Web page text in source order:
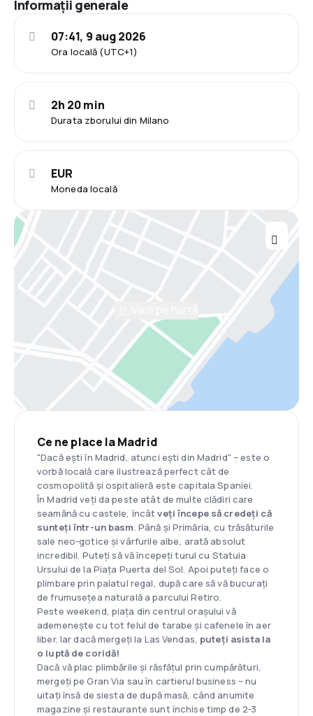
Informații generale
Ora locală (UTC+1)
07:41, 9 aug 2026
Durata zborului din Milano
2h 20 min
Moneda locală
EUR
Ce ne place la Madrid
"Dacă ești în Madrid, atunci ești din Madrid" – este o
vorbă locală care ilustrează perfect cât de
cosmopolită și ospitalieră este capitala Spaniei.
În Madrid veți da peste atât de multe clădiri care
seamănă cu castele, încâtveți începe să credeți că
sunteți într-un basm. Până și Primăria, cu trăsăturile
sale neo-gotice și vârfurile albe, arată absolut
incredibil. Puteți să vă începeți turul cu Statuia
Ursului de la Piața Puerta del Sol. Apoi puteți face o
plimbare prin palatul regal, după care să vă bucurați
de frumusețea naturală a parcului Retiro.
Peste weekend, piața din centrul orașului vă
ademenește cu tot felul de tarabe și cafenele în aer
liber. Iar dacă mergeți la Las Vendas, puteți asista la
o luptă de coridă!
Dacă vă plac plimbările și răsfățul prin cumpărături,
mergeți pe Gran Via sau în cartierul business – nu
uitați însă de siesta de după masă, când anumite
magazine și restaurante sunt închise timp de 2-3